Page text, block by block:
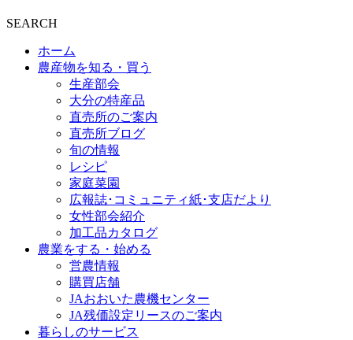
SEARCH
ホーム
農産物を知る・買う
生産部会
大分の特産品
直売所のご案内
直売所ブログ
旬の情報
レシピ
家庭菜園
広報誌･コミュニティ紙･支店だより
女性部会紹介
加工品カタログ
農業をする・始める
営農情報
購買店舗
JAおおいた農機センター
JA残価設定リースのご案内
暮らしのサービス